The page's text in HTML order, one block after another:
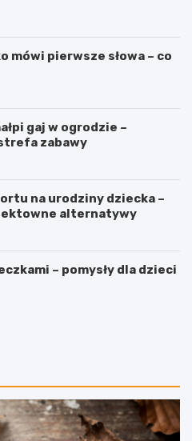
mówi pierwsze słowa – co
gaj w ogrodzie –
zabawy
na urodziny dziecka –
alternatywy
– pomysły dla dzieci